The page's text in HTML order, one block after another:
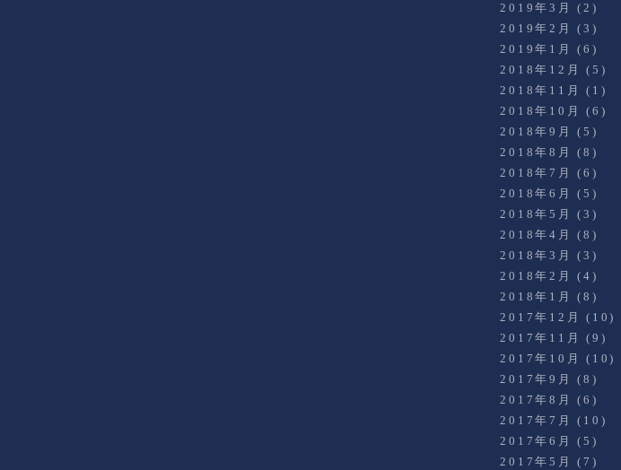
2019年3月
(2)
2019年2月
(3)
2019年1月
(6)
2018年12月
(5)
2018年11月
(1)
2018年10月
(6)
2018年9月
(5)
2018年8月
(8)
2018年7月
(6)
2018年6月
(5)
2018年5月
(3)
2018年4月
(8)
2018年3月
(3)
2018年2月
(4)
2018年1月
(8)
2017年12月
(10)
2017年11月
(9)
2017年10月
(10)
2017年9月
(8)
2017年8月
(6)
2017年7月
(10)
2017年6月
(5)
2017年5月
(7)